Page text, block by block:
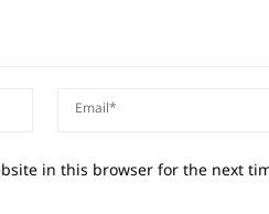
in this browser for the next